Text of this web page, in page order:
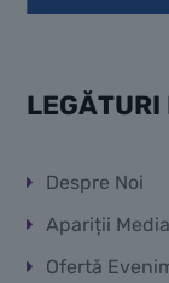
LEGĂTURI
Despre Noi
Apariții Media
Ofertă